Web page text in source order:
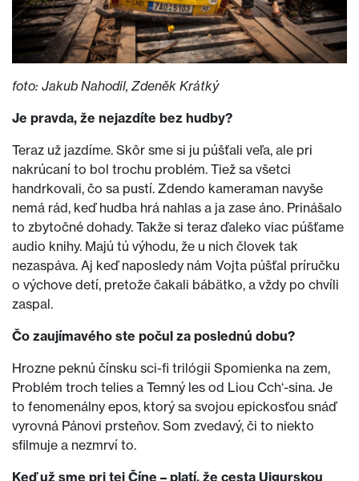
foto: Jakub Nahodil, Zdeněk Krátký
Je pravda, že nejazdíte bez hudby?
Teraz už jazdíme. Skôr sme si ju púšťali veľa, ale pri
nakrúcaní to bol trochu problém. Tiež sa všetci
handrkovali, čo sa pustí. Zdendo kameraman navyše
nemá rád, keď hudba hrá nahlas a ja zase áno. Prinášalo
to zbytočné dohady. Takže si teraz ďaleko viac púšťame
audio knihy. Majú tú výhodu, že u nich človek tak
nezaspáva. Aj keď naposledy nám Vojta púšťal príručku
o výchove detí, pretože čakali bábätko, a vždy po chvíli
zaspal.
Čo zaujímavého ste počul za poslednú dobu?
Hrozne peknú čínsku sci-fi trilógii Spomienka na zem,
Problém troch telies a Temný les od Liou Cch‘-sina. Je
to fenomenálny epos, ktorý sa svojou epickosťou snáď
vyrovná Pánovi prsteňov. Som zvedavý, či to niekto
sfilmuje a nezmrví to.
Keď už sme pri tej Číne – platí, že cesta Ujgurskou